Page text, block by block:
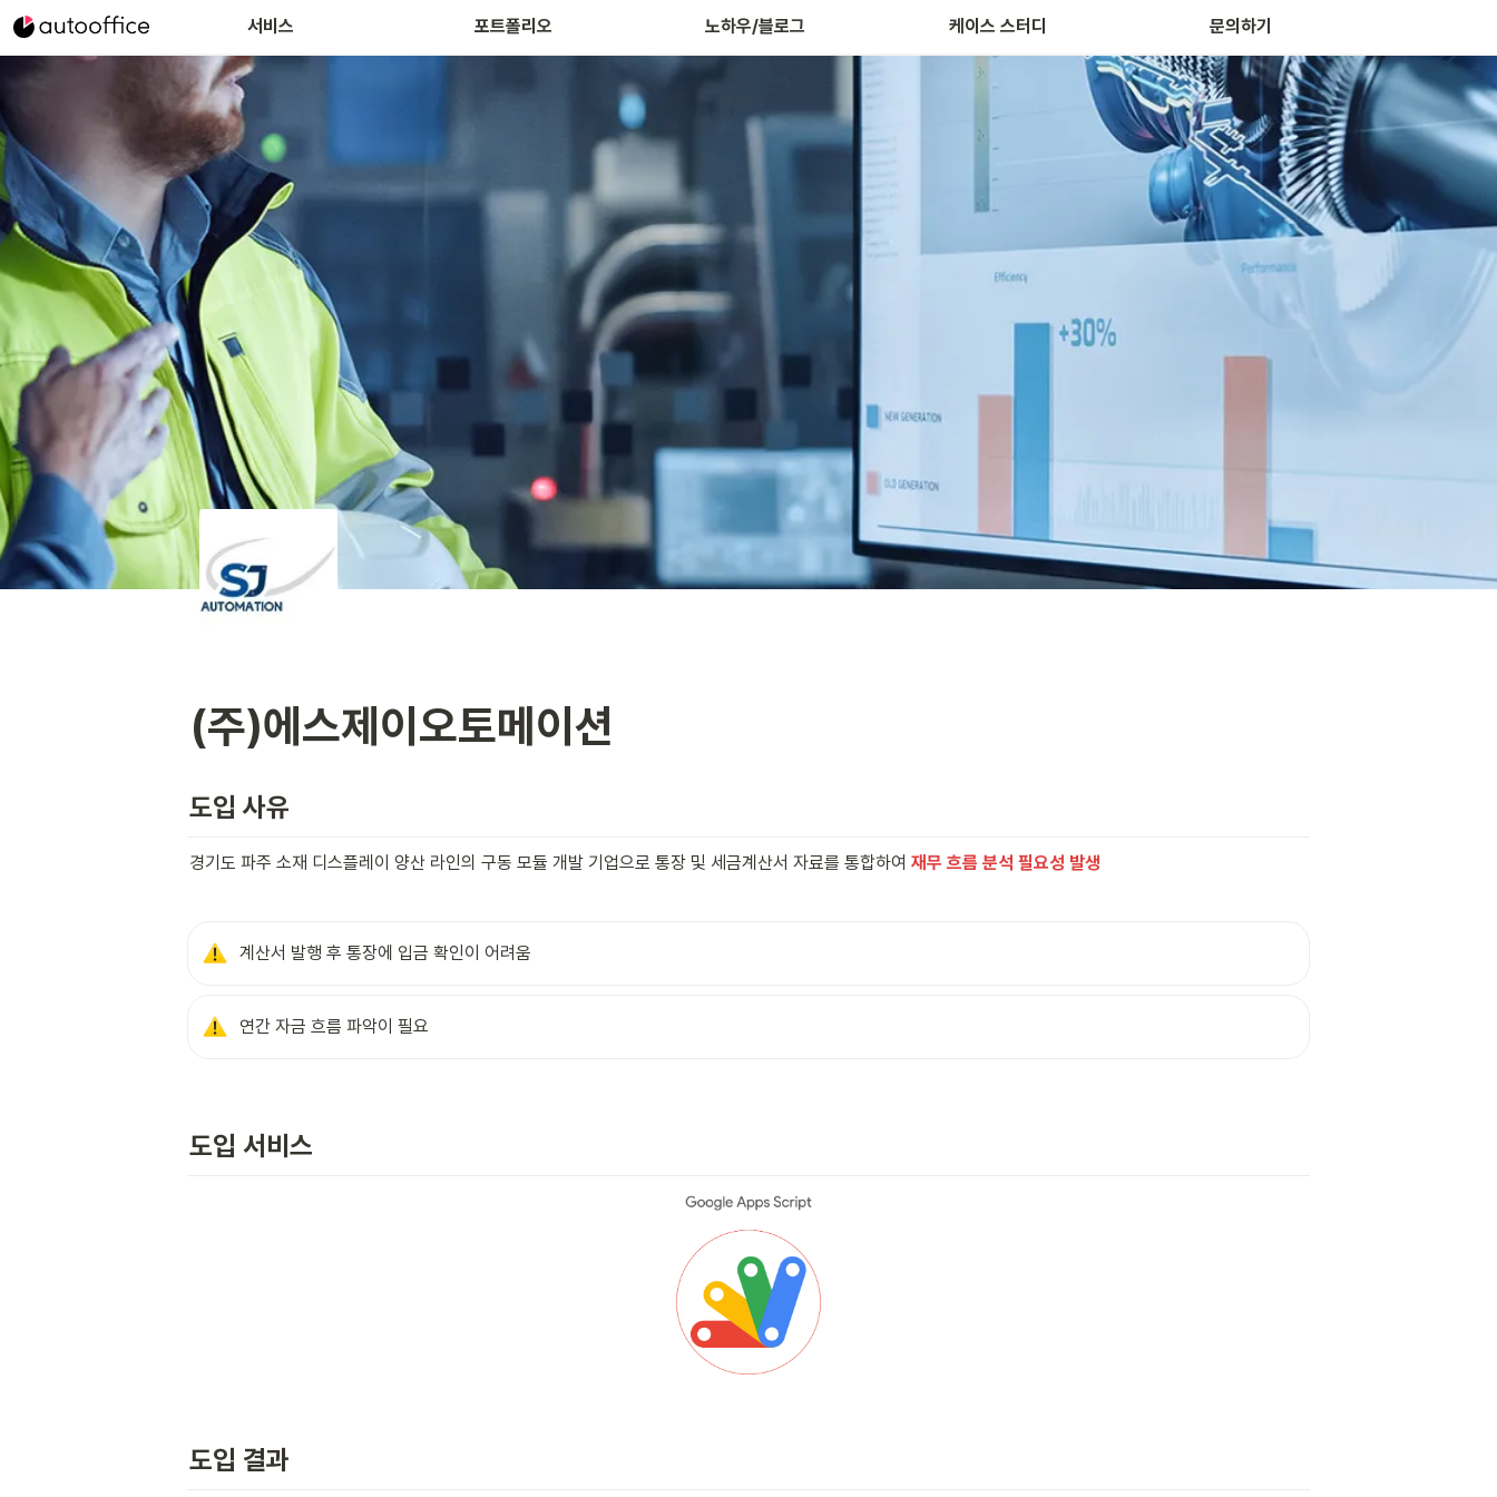
서비스 포트폴리오 노하우/블로그 케이스 스터디 문의하기
(주)에스제이오토메이션
도입 사유
경기도 파주 소재 디스플레이 양산 라인의 구동 모듈 개발 기업으로 통장 및 세금계산서 자료를 통합하여 재무 흐름 분석 필요성 발생
계산서 발행 후 통장에 입금 확인이 어려움
연간 자금 흐름 파악이 필요
도입 서비스
도입 결과